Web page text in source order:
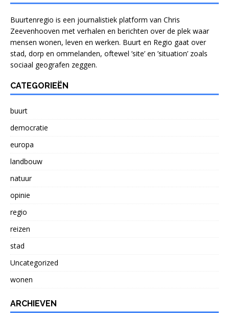
Buurtenregio is een journalistiek platform van Chris
Zeevenhooven met verhalen en berichten over de plek waar
mensen wonen, leven en werken. Buurt en Regio gaat over
stad, dorp en ommelanden, oftewel ’site’ en ’situation’ zoals
sociaal geografen zeggen.
CATEGORIEËN
buurt
democratie
europa
landbouw
natuur
opinie
regio
reizen
stad
Uncategorized
wonen
ARCHIEVEN